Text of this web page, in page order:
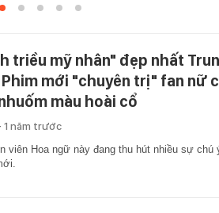
triều mỹ nhân" đẹp nhất
Phim mới "chuyên trị" fan nữ
màu hoài cổ
1 năm trước
viên Hoa ngữ này đang thu hút nhiều sự